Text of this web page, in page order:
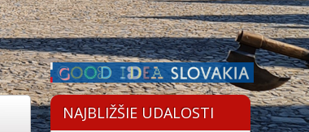
NAJBLIŽŠIE UDALOSTI